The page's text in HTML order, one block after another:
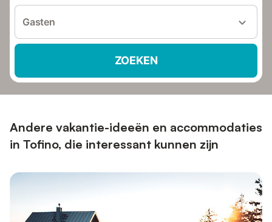
Gasten
ZOEKEN
Andere vakantie-ideeën en accommodaties
in Tofino, die interessant kunnen zijn